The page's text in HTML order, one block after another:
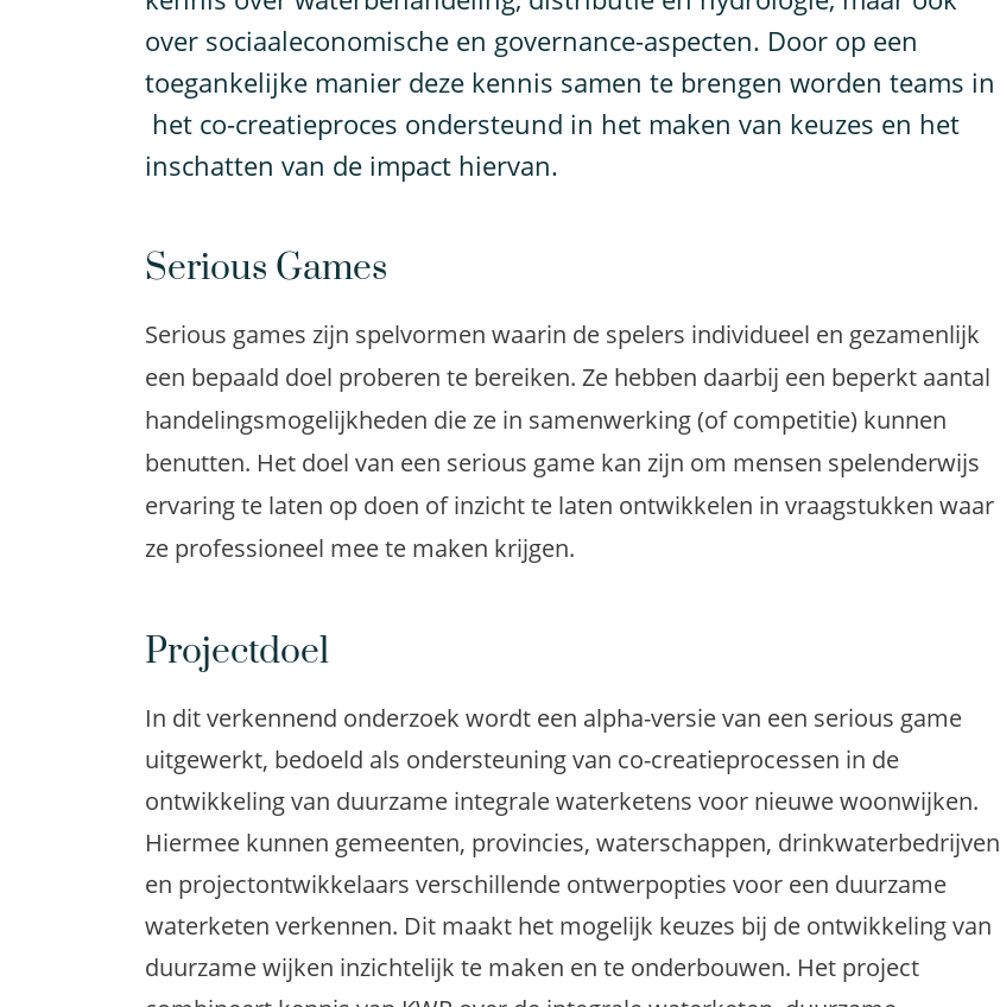
over sociaaleconomische en governance-aspecten. Door op een
toegankelijke manier deze kennis samen te brengen worden teams in
het co-creatieproces ondersteund in het maken van keuzes en het
inschatten van de impact hiervan.
Serious Games
Serious games zijn spelvormen waarin de spelers individueel en gezamenlijk
een bepaald doel proberen te bereiken. Ze hebben daarbij een beperkt aantal
handelingsmogelijkheden die ze in samenwerking (of competitie) kunnen
benutten. Het doel van een serious game kan zijn om mensen spelenderwijs
ervaring te laten op doen of inzicht te laten ontwikkelen in vraagstukken waar
ze professioneel mee te maken krijgen.
Projectdoel
In dit verkennend onderzoek wordt een alpha-versie van een serious game
uitgewerkt, bedoeld als ondersteuning van co-creatieprocessen in de
ontwikkeling van duurzame integrale waterketens voor nieuwe woonwijken.
Hiermee kunnen gemeenten, provincies, waterschappen, drinkwaterbedrijven
en projectontwikkelaars verschillende ontwerpopties voor een duurzame
waterketen verkennen. Dit maakt het mogelijk keuzes bij de ontwikkeling van
duurzame wijken inzichtelijk te maken en te onderbouwen. Het project